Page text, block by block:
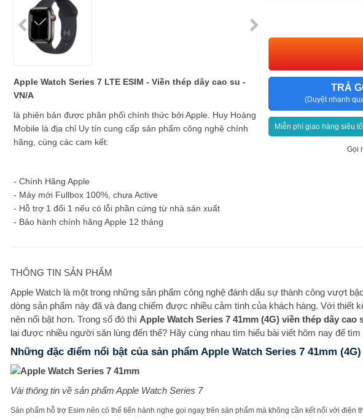
Apple Watch Series 7 LTE ESIM - Viền thép dây cao su -
VN/A
là phiên bản được phân phối chính thức bởi Apple. Huy Hoàng
Mobile là địa chỉ Uy tín cung cấp sản phẩm công nghệ chính
hãng, cùng các cam kết:
- Chính Hãng Apple
- Máy mới Fullbox 100%, chưa Active
- Hỗ trợ 1 đổi 1 nếu có lỗi phần cứng từ nhà sản xuất
- Bảo hành chính hãng Apple 12 tháng
TRẢ
(Duyệt nhanh
Miễn phí giao hàng siêu
Gọi
THÔNG TIN SẢN PHẨM
Apple Watch là một trong những sản phẩm công nghệ đánh dấu sự thành công vượt
dòng sản phẩm này đã và đang chiếm được nhiều cảm tình của khách hàng. Với thiết
nên nổi bật hơn. Trong số đó thì Apple Watch Series 7 41mm (4G) viền thép dây cao
lại được nhiều người săn lùng đến thể? Hãy cùng nhau tìm hiểu bài viết hôm nay để
Những đặc điểm nổi bật của sản phẩm Apple Watch Series 7 41mm
Vài thông tin về sản phẩm Apple Watch Series 7
Sản phẩm hỗ trợ Esim nên có thể tiến hành nghe gọi ngay trên sản phẩm mà không cần kết nối với điện